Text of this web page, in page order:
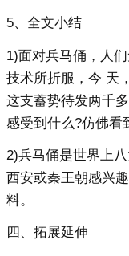
5、全文小结
1)面对兵马俑，人
技术所折服，今 天
这支蓄势待发两千
感受到什么?仿佛看
2)兵马俑是世界上
西安或秦王朝感兴
料。
四、拓展延伸